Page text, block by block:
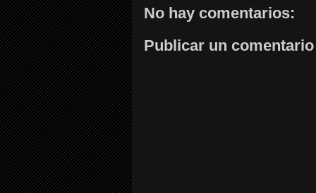
No hay comentarios:
Publicar un comentario